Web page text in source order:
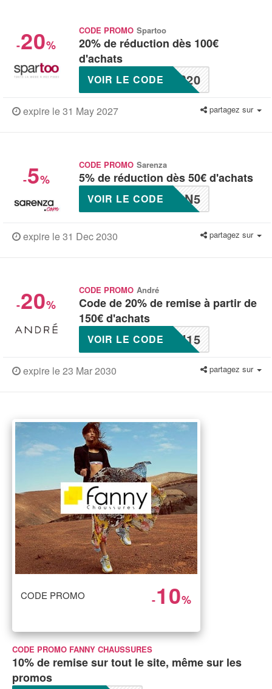
-20%
CODE PROMO Spartoo
20% de réduction dès 100€
d'achats
P20
VOIR LE CODE
expire le 31 May 2027 partagez sur
-5%
CODE PROMO Sarenza
5% de réduction dès 50€ d'achats
ON5
VOIR LE CODE
expire le 31 Dec 2030 partagez sur
-20%
CODE PROMO André
Code de 20% de remise à partir de
150€ d'achats
H15
VOIR LE CODE
expire le 23 Mar 2030 partagez sur
CODE PROMO -10%
CODE PROMO FANNY CHAUSSURES
10% de remise sur tout le site, même sur les
promos